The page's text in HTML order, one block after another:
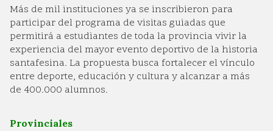
Más de mil instituciones ya se inscribieron para
participar del programa de visitas guiadas que
permitirá a estudiantes de toda la provincia vivir la
experiencia del mayor evento deportivo de la historia
santafesina. La propuesta busca fortalecer el vínculo
entre deporte, educación y cultura y alcanzar a más
de 400.000 alumnos.
Provinciales